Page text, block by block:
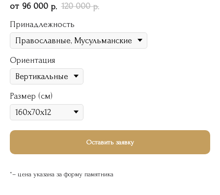
96 000 р. 120 000 р.
Принадлежность
Ориентация
Размер (см)
Оставить заявку
*– цена указана за форму памятника